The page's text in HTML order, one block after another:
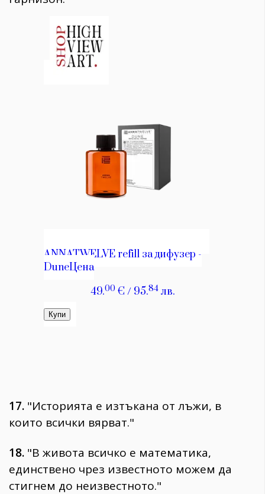
17. "Историята е изтъкана от лъжи, в
които всички вярват."
18. "В живота всичко е математика,
единствено чрез известното можем да
стигнем до неизвестното."